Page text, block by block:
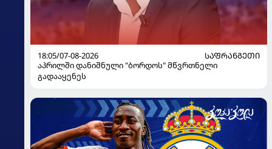
18:05/07-08-2026
ᲡᲐᲤᲠᲐᲜᲒᲔᲗᲘ
აპრილში დანიშნული "ბორდოს" მწვრთნელი
გადააყენეს